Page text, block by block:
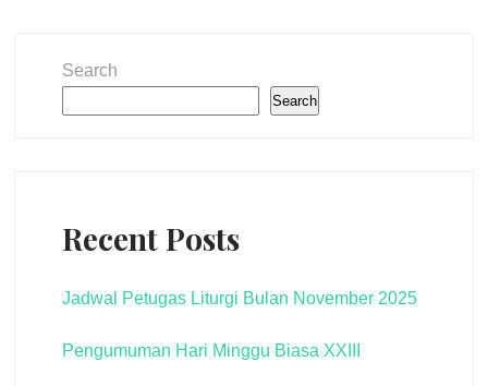
Search
Search
Recent Posts
Jadwal Petugas Liturgi Bulan November 2025
Pengumuman Hari Minggu Biasa XXIII